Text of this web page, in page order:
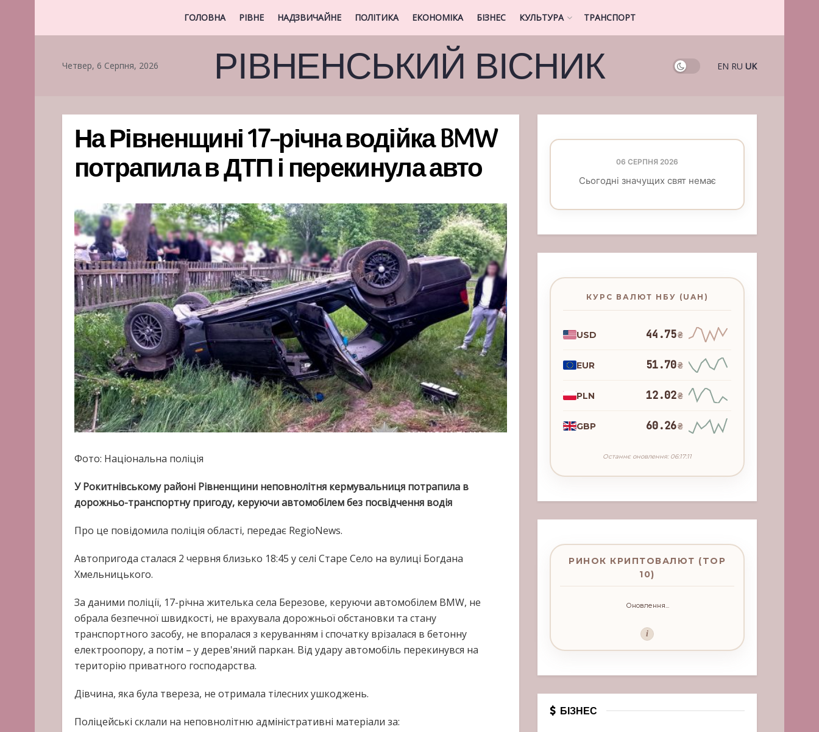
ГОЛОВНА РІВНЕ НАДЗВИЧАЙНЕ ПОЛІТИКА ЕКОНОМІКА БІЗНЕС КУЛЬТУРА ТРАНСПОРТ
Четвер, 6 Серпня, 2026 РІВНЕНСЬКИЙ ВІСНИК EN RU UK
На Рівненщині 17-річна водійка BMW
потрапила в ДТП і перекинула авто
Фото: Національна поліція
У Рокитнівському районі Рівненщини неповнолітня кермувальниця потрапила в
дорожньо-транспортну пригоду, керуючи автомобілем без посвідчення водія
Про це повідомила поліція області, передає RegioNews.
Автопригода сталася 2 червня близько 18:45 у селі Старе Село на вулиці Богдана
Хмельницького.
За даними поліції, 17-річна жителька села Березове, керуючи автомобілем BMW, не
обрала безпечної швидкості, не врахувала дорожньої обстановки та стану
транспортного засобу, не впоралася з керуванням і спочатку врізалася в бетонну
електроопору, а потім – у дерев'яний паркан. Від удару автомобіль перекинувся на
територію приватного господарства.
Дівчина, яка була твереза, не отримала тілесних ушкоджень.
Поліцейські склали на неповнолітню адміністративні матеріали за:
06 СЕРПНЯ 2026
Сьогодні значущих свят немає
КУРС ВАЛЮТ НБУ (UAH)
USD 44.75₴
EUR 51.70₴
PLN 12.02₴
GBP 60.26₴
Останнє оновлення: 06:17:11
РИНОК КРИПТОВАЛЮТ (TOP
10)
Оновлення...
i
БІЗНЕС